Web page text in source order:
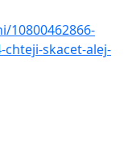
10800462866-
chteji-skacet-alej-